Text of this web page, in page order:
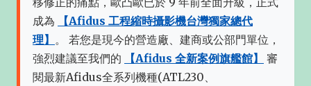
成為
【Afidus 工程縮時攝影機台灣獨家總代
理】 。 若您是現今的營造廠、建商或公部門單位，
強烈建議至我們的
【Afidus 全新案例旗艦館】
審
閱最新Afidus全系列機種(ATL230、